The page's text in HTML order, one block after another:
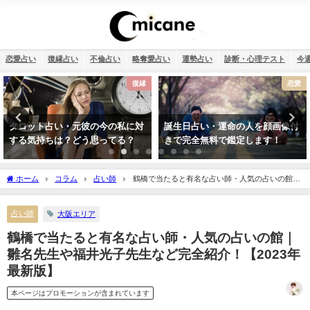
恋愛占い 復縁占い 不倫占い 略奪愛占い 運勢占い 診断・心理テスト 今
恋愛
誕生日占い・運命の人を顔画像付
きで完全無料で鑑定します！
不倫
相性占い・既婚者なのに片思い…
この恋愛は上手くいく？諦めるべ
き？
ホーム コラム 占い師
鶴橋で当たると有名な占い師・人気の占いの館｜
雛名先生や福井光子先生など完全紹介！【2023年最新版】
占い師 大阪エリア
鶴橋で当たると有名な占い師・人気の占いの館｜
雛名先生や福井光子先生など完全紹介！【2023年
最新版】
本ページはプロモーションが含まれています